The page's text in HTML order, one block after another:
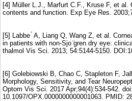
[4] Müller L.J., Marfurt C.F., Kruse F, et al.
contents and function. Exp Eye Res.
[5] Labbe ́ A, Liang Q, Wang Z, et al.
in patients with non-Sjo ̈gren dry eye:
thalmol Vis Sci. 2013; 54:5144-5150.
[6] Golebiowski B, Chao C, Stapleton F,
Morphology, Sensitivity, and Tear
Optom Vis Sci. 2017 Apr;94(4):534-542. doi:
10.1097/OPX.0000000000001063. PMID: